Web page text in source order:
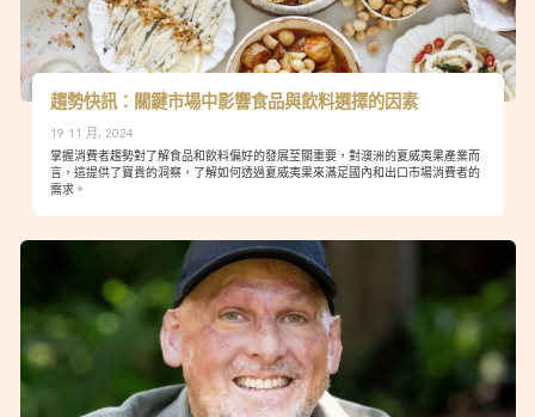
趨勢快訊：關鍵市場中影響食品與飲料選擇的因素
19 11 月, 2024
掌握消費者趨勢對了解食品和飲料偏好的發展至關重要，對澳洲的夏威夷果產業而
言，這提供了寶貴的洞察，了解如何透過夏威夷果來滿足國內和出口市場消費者的
需求。